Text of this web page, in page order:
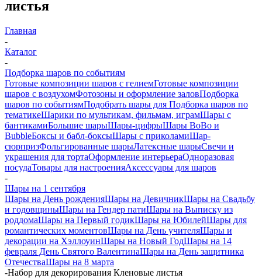
листья
Главная
-
Каталог
-
Подборка шаров по событиям
Готовые композиции шаров с гелиемГотовые композиции
шаров с воздухомФотозоны и оформление заловПодборка
шаров по событиямПодобрать шары для Подборка шаров по
тематикеШарики по мультикам, фильмам, играмШары с
бантикамиБольшие шарыШары-цифрыШары BoBo и
BubbleБоксы и бабл-боксыШары с приколамиШар-
сюрпризФольгированные шарыЛатексные шарыСвечи и
украшения для тортаОформление интерьераОдноразовая
посудаТовары для настроенияАксессуары для шаров
-
Шары на 1 сентября
Шары на День рожденияШары на ДевичникШары на Свадьбу
и годовщиныШары на Гендер патиШары на Выписку из
роддомаШары на Первый годикШары на ЮбилейШары для
романтических моментовШары на День учителяШары и
декорации на ХэллоуинШары на Новый ГодШары на 14
февраля День Святого ВалентинаШары на День защитника
ОтечестваШары на 8 марта
-Набор для декорирования Кленовые листья